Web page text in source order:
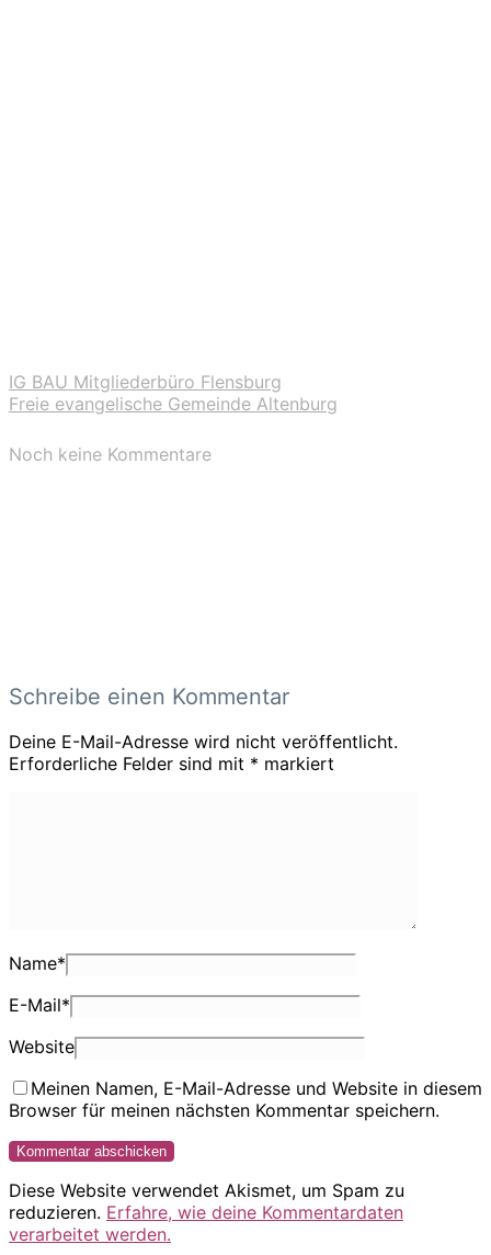
IG BAU Mitgliederbüro Flensburg
Freie evangelische Gemeinde Altenburg
Noch keine Kommentare
Schreibe einen Kommentar
Deine E-Mail-Adresse wird nicht veröffentlicht.
Erforderliche Felder sind mit * markiert
Name*
E-Mail*
Website
Meinen Namen, E-Mail-Adresse und Website in diesem
Browser für meinen nächsten Kommentar speichern.
Diese Website verwendet Akismet, um Spam zu
reduzieren. Erfahre, wie deine Kommentardaten
verarbeitet werden.